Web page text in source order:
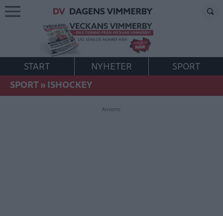
START NYHETER
SPORT
SPORT»ISHOCKEY
Annons: